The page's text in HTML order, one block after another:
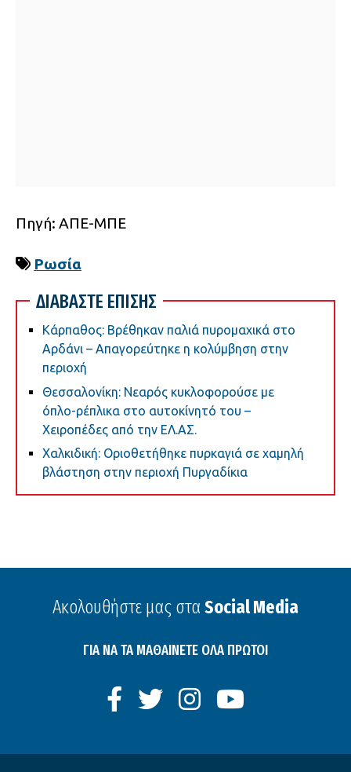
Πηγή: ΑΠΕ-ΜΠΕ
Ρωσία
ΔΙΑΒΑΣΤΕ ΕΠΙΣΗΣ
Κάρπαθος: Βρέθηκαν παλιά πυρομαχικά στο
Αρδάνι – Απαγορεύτηκε η κολύμβηση στην
περιοχή
Θεσσαλονίκη: Νεαρός κυκλοφορούσε με
όπλο-ρέπλικα στο αυτοκίνητό του –
Χειροπέδες από την ΕΛ.ΑΣ.
Χαλκιδική: Οριοθετήθηκε πυρκαγιά σε χαμηλή
βλάστηση στην περιοχή Πυργαδίκια
Ακολουθήστε μας στα Social Media
ΓΙΑ ΝΑ ΤΑ ΜΑΘΑΙΝΕΤΕ ΟΛΑ ΠΡΩΤΟΙ